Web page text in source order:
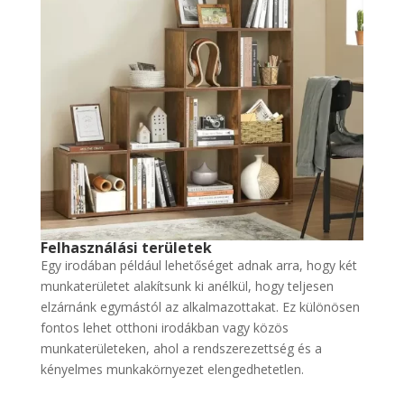
Felhasználási területek
Egy irodában például lehetőséget adnak arra, hogy két
munkaterületet alakítsunk ki anélkül, hogy teljesen
elzárnánk egymástól az alkalmazottakat. Ez különösen
fontos lehet otthoni irodákban vagy közös
munkaterületeken, ahol a rendszerezettség és a
kényelmes munkakörnyezet elengedhetetlen.